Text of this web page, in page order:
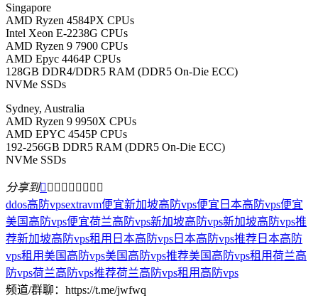
Singapore
AMD Ryzen 4584PX CPUs
Intel Xeon E-2238G CPUs
AMD Ryzen 9 7900 CPUs
AMD Epyc 4464P CPUs
128GB DDR4/DDR5 RAM (DDR5 On-Die ECC)
NVMe SSDs
Sydney, Australia
AMD Ryzen 9 9950X CPUs
AMD EPYC 4545P CPUs
192-256GB DDR5 RAM (DDR5 On-Die ECC)
NVMe SSDs
分享到        
ddos高防vpsextravm便宜新加坡高防vps便宜日本高防vps便宜
美国高防vps便宜荷兰高防vps新加坡高防vps新加坡高防vps推
荐新加坡高防vps租用 日本高防vps 日本高防vps推荐 日本高防
vps租用美国高防vps美国高防vps推荐美国高防vps租用荷兰高
防vps荷兰高防vps推荐荷兰高防vps租用 高防vps
频道/群聊：https://t.me/jwfwq